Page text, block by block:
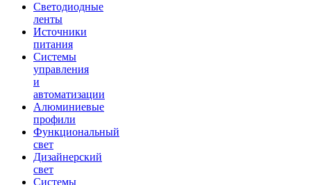
Светодиодные
ленты
Источники
питания
Системы
управления
и
автоматизации
Алюминиевые
профили
Функциональный
свет
Дизайнерский
свет
Системы